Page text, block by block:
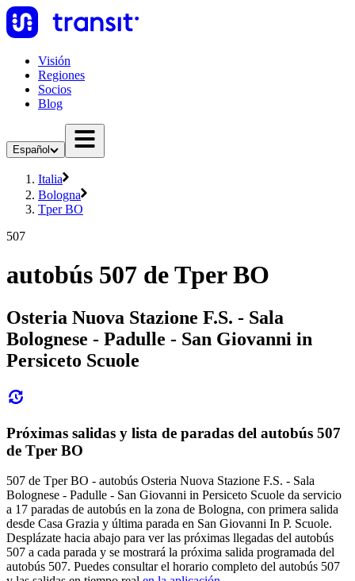
Visión
Regiones
Socios
Blog
Español
Italia
Bologna
Tper BO
507
autobús 507 de Tper BO
Osteria Nuova Stazione F.S. - Sala
Bolognese - Padulle - San Giovanni in
Persiceto Scuole
Próximas salidas y lista de paradas del autobús 507
de Tper BO
507 de Tper BO - autobús Osteria Nuova Stazione F.S. - Sala
Bolognese - Padulle - San Giovanni in Persiceto Scuole da servicio
a 17 paradas de autobús en la zona de Bologna, con primera salida
desde Casa Grazia y última parada en San Giovanni In P. Scuole.
Desplázate hacia abajo para ver las próximas llegadas del autobús
507 a cada parada y se mostrará la próxima salida programada del
autobús 507. Puedes consultar el horario completo del autobús 507